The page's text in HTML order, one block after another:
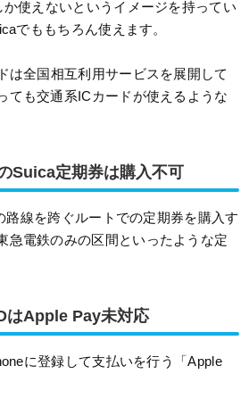
使えないというイメージを持ってい
でももちろん使えます。
は全国相互利用サービスを展開して
ても交通系ICカードが使えるような
Suica定期券は購入不可
路線を跨ぐルートでの定期券を購入す
急電鉄のみの区間といったような定
はApple Pay未対応
に登録して支払いを行う「Apple